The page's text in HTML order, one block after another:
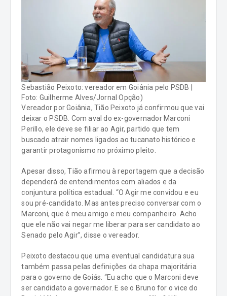
Sebastião Peixoto: vereador em Goiânia pelo PSDB |
Foto: Guilherme Alves/Jornal Opção)
Vereador por Goiânia, Tião Peixoto já confirmou que vai
deixar o PSDB. Com aval do ex-governador Marconi
Perillo, ele deve se filiar ao Agir, partido que tem
buscado atrair nomes ligados ao tucanato histórico e
garantir protagonismo no próximo pleito.
Apesar disso, Tião afirmou à reportagem que a decisão
dependerá de entendimentos com aliados e da
conjuntura política estadual. “O Agir me convidou e eu
sou pré-candidato. Mas antes preciso conversar com o
Marconi, que é meu amigo e meu companheiro. Acho
que ele não vai negar me liberar para ser candidato ao
Senado pelo Agir”, disse o vereador.
Peixoto destacou que uma eventual candidatura sua
também passa pelas definições da chapa majoritária
para o governo de Goiás. “Eu acho que o Marconi deve
ser candidato a governador. E se o Bruno for o vice do